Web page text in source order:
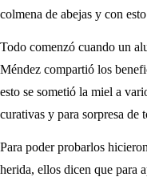
colmena de abejas y con
Todo comenzó cuando un
Méndez compartió los
esto se sometió la miel a
curativas y para sorpresa de
Para poder probarlos
herida, ellos dicen que para